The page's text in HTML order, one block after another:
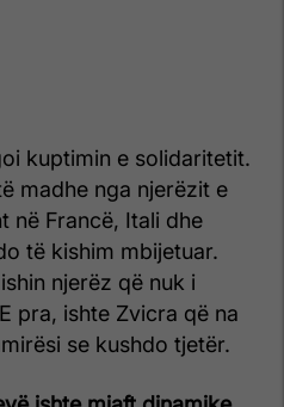
kuptimin e solidaritetit.
madhe nga njerëzit e
në Francë, Itali dhe
të kishim mbijetuar.
njerëz që nuk i
pra, ishte Zvicra që na
se kushdo tjetër.